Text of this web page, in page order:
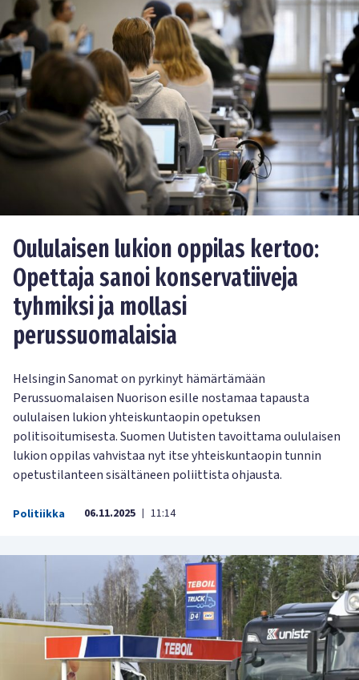
Oululaisen lukion oppilas kertoo:
Opettaja sanoi konservatiiveja
tyhmiksi ja mollasi
perussuomalaisia
Helsingin Sanomat on pyrkinyt hämärtämään
Perussuomalaisen Nuorison esille nostamaa tapausta
oululaisen lukion yhteiskuntaopin opetuksen
politisoitumisesta. Suomen Uutisten tavoittama oululaisen
lukion oppilas vahvistaa nyt itse yhteiskuntaopin tunnin
opetustilanteen sisältäneen poliittista ohjausta.
Politiikka 06.11.2025 | 11:14